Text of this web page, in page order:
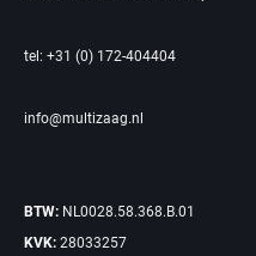
tel: +31 (0) 172-404404
info@multizaag.nl
BTW: NL0028.58.368.B.01
KVK: 28033257